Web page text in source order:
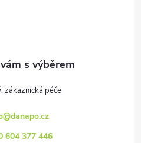
@danapo.cz
604 377 446